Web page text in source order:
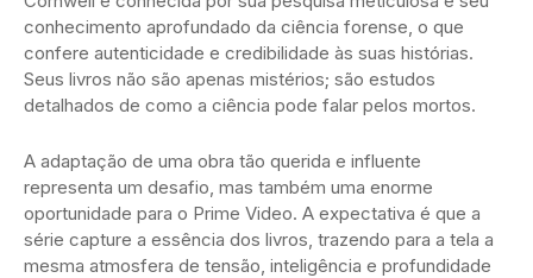
conhecimento aprofundado da ciência forense, o que
confere autenticidade e credibilidade às suas histórias.
Seus livros não são apenas mistérios; são estudos
detalhados de como a ciência pode falar pelos mortos.
A adaptação de uma obra tão querida e influente
representa um desafio, mas também uma enorme
oportunidade para o Prime Video. A expectativa é que a
série capture a essência dos livros, trazendo para a tela a
mesma atmosfera de tensão, inteligência e profundidade